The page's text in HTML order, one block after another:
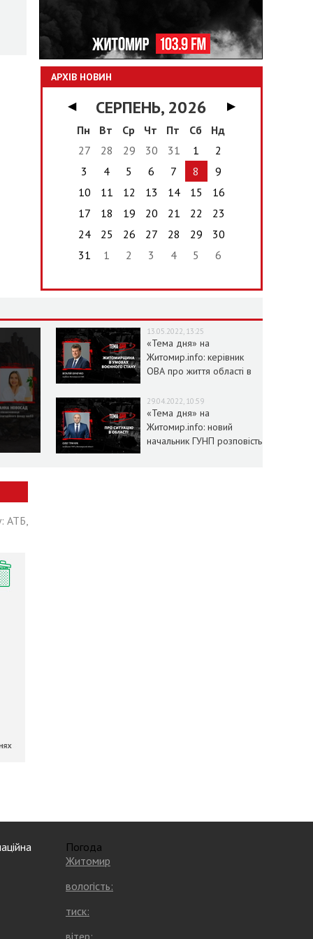
АРХІВ НОВИН
◀ СЕРПЕНЬ, 2026
▶
Пн
Вт Ср Чт Пт Сб
Нд
27
28 29 30 31 1
2
3
4 5 6 7 8
9
10
11 12 13 14 15
16
17
18 19 20 21 22
23
24
25 26 27 28 29
30
31
1 2 3 4 5 6
13.05.2022, 13:25
«Тема дня» на
Житомир.info: керівник
ОВА про життя області в
29.04.2022, 10:59
«Тема дня» на
Житомир.info: новий
начальник ГУНП розповість
АТБ,
Погода
Житомир
вологість:
тиск:
вітер: